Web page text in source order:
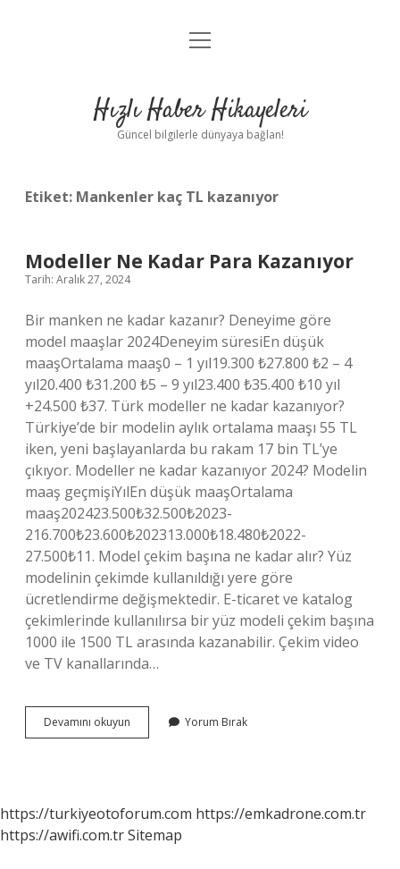
Anasayfa
Yasal Uyarı
menüyü
Hızlı Haber Hikayeleri
Güncel bilgilerle dünyaya bağlan!
Etiket: Mankenler kaç TL kazanıyor
Modeller Ne Kadar Para Kazanıyor
Tarih: Aralık 27, 2024
Bir manken ne kadar kazanır? Deneyime göre
model maaşlar 2024Deneyim süresiEn düşük
maaşOrtalama maaş0 – 1 yıl19.300 ₺27.800 ₺2 – 4
yıl20.400 ₺31.200 ₺5 – 9 yıl23.400 ₺35.400 ₺10 yıl
+24.500 ₺37. Türk modeller ne kadar kazanıyor?
Türkiye’de bir modelin aylık ortalama maaşı 55 TL
iken, yeni başlayanlarda bu rakam 17 bin TL’ye
çıkıyor. Modeller ne kadar kazanıyor 2024? Modelin
maaş geçmişiYılEn düşük maaşOrtalama
maaş202423.500₺32.500₺2023-
216.700₺23.600₺202313.000₺18.480₺2022-
27.500₺11. Model çekim başına ne kadar alır? Yüz
modelinin çekimde kullanıldığı yere göre
ücretlendirme değişmektedir. E-ticaret ve katalog
çekimlerinde kullanılırsa bir yüz modeli çekim başına
1000 ile 1500 TL arasında kazanabilir. Çekim video
ve TV kanallarında…
Devamını okuyun Modeller
Ne
Yorum Bırak
https://turkiyeotoforum.com https://emkadrone.com.tr
https://awifi.com.trSitemap